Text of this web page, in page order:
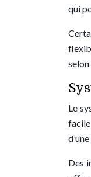
qui
Le
Des